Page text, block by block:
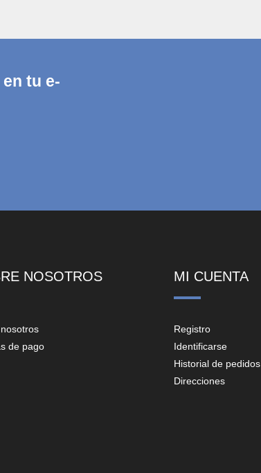
tu e-
NOSOTROS
de pago
MI CUENTA
Registro
Identificarse
Historial de pedidos
Direcciones